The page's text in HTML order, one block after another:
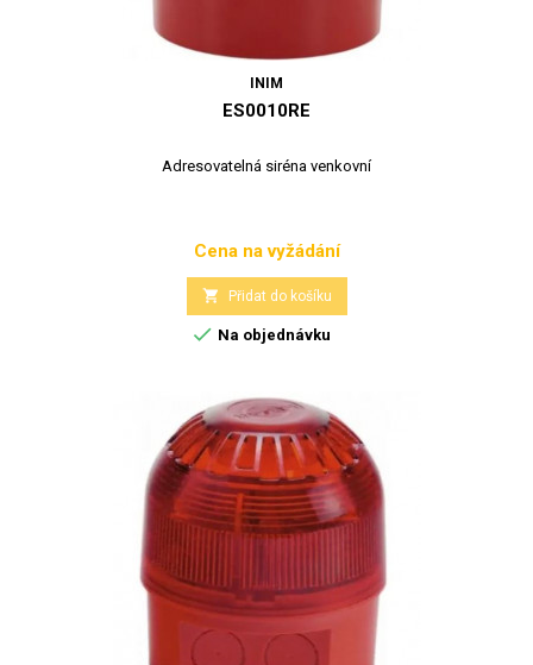
INIM
ES0010RE
Adresovatelná siréna venkovní
Cena
Cena na vyžádání
 Přidat do košíku
 Na objednávku